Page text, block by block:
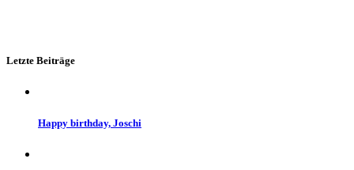
Letzte Beiträge
Happy birthday, Joschi